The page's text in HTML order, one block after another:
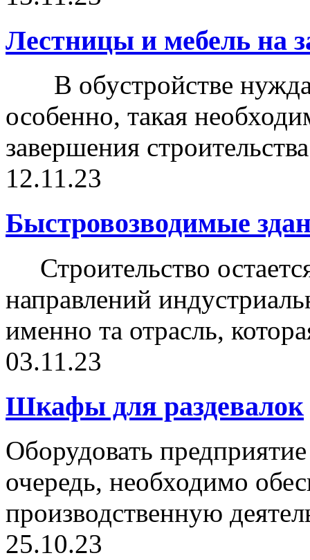
Лестницы и мебель на
В обустройстве
особенно, такая
завершения
12.11.23
Быстровозводимые
Строительство
направлений
именно та отрасль,
03.11.23
Шкафы для раздевалок
Оборудовать
очередь, необходимо
производственную
25.10.23